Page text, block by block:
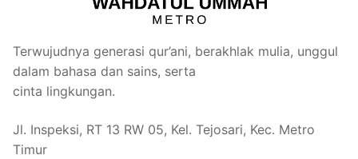
Terwujudnya generasi qur’ani, berakhlak mulia, unggul
dalam bahasa dan sains, serta
cinta lingkungan.
Jl. Inspeksi, RT 13 RW 05, Kel. Tejosari, Kec. Metro
Timur